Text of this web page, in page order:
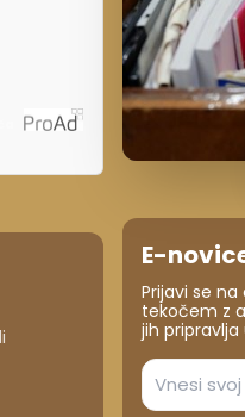
E-
Prijavi se
tekočem z
jih pripravlja